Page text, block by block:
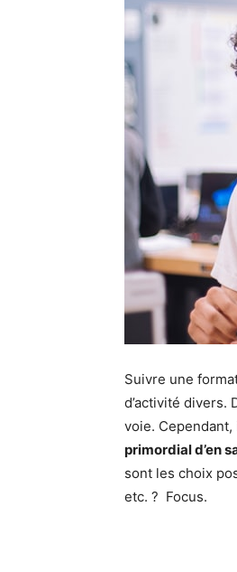
Suivre une
d’activité divers.
voie.
primordial d’en
sont les choix
etc. ? Focus.